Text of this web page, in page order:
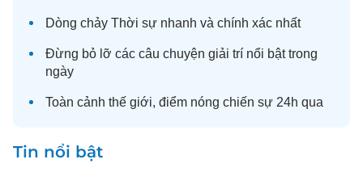
Dòng chảy Thời sự nhanh và chính xác nhất
Đừng bỏ lỡ các câu chuyện giải trí nổi bật trong
ngày
Toàn cảnh thế giới, điểm nóng chiến sự 24h qua
Tin nổi bật